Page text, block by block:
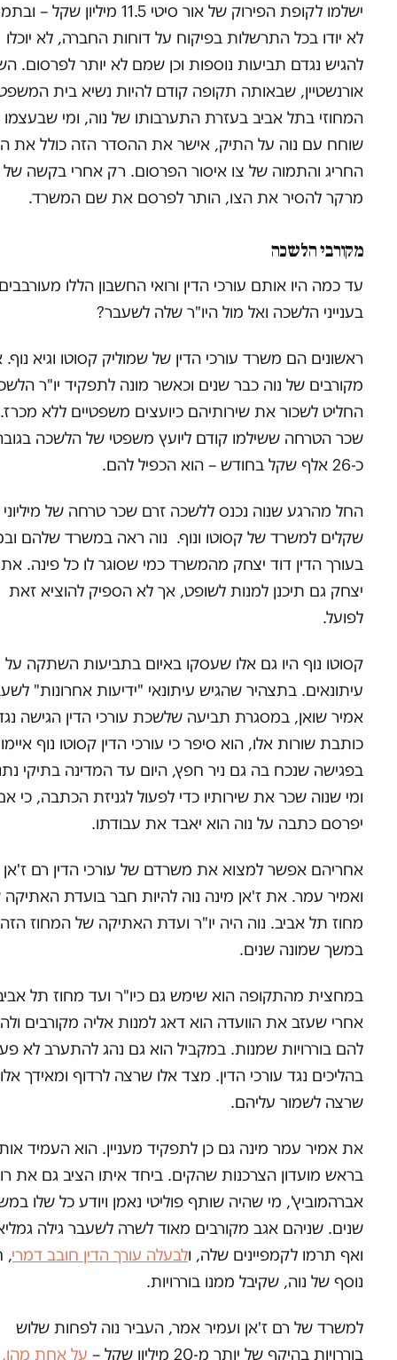
ישלמו לקופת הפירוק של אור סיטי 11.5 מיליון שקל
לא יודו בכל התרשלות בפיקוח על דוחות החברה, לא יוכלו
להגיש נגדם תביעות נוספות וכן שמם לא יותר לפרסום.
אורנשטיין, שבאותה תקופה קודם להיות נשיא בית
המחוזי בתל אביב בעזרת התערבותו של נוה, ומי שבעצמו
שוחח עם נוה על התיק, אישר את ההסדר הזה כולל את
החריג והתמוה של צו איסור הפרסום. רק אחרי בקשה
מרקר להסיר את הצו, הותר לפרסם את שם המשרד.
מקורבי הלשכה
עד כמה היו אותם עורכי הדין ורואי החשבון הללו
בענייני הלשכה ואל מול היו"ר שלה לשעבר?
ראשונים הם משרד עורכי הדין של שמוליק קסוטו וגיא נוף.
מקורבים של נוה כבר שנים וכאשר מונה לתפקיד יו"ר
החליט לשכור את שירותיהם כיועצים משפטיים ללא
שכר הטרחה ששילמו קודם ליועץ משפטי של הלשכה
כ-26 אלף שקל בחודש – הוא הכפיל להם.
החל מהרגע שנוה נכנס ללשכה זרם שכר טרחה של מיליוני
שקלים למשרד של קסוטו ונוף. נוה ראה במשרד שלהם
בעורך הדין דוד יצחק מהמשרד כמי שסוגר לו כל פינה. את
יצחק גם תיכנן למנות לשופט, אך לא הספיק להוציא זאת
לפועל.
קסוטו נוף היו גם אלו שעסקו באיום בתביעות השתקה על
עיתונאים. בתצהיר שהגיש עיתונאי "ידיעות אחרונות"
אמיר שואן, במסגרת תביעה שלשכת עורכי הדין הגישה
כותבת שורות אלו, הוא סיפר כי עורכי הדין קסוטו נוף איימו
בפגישה שנכח בה גם ניר חפץ, היום עד המדינה בתיקי
ומי שנוה שכר את שירותיו כדי לפעול לגניזת הכתבה, כי
יפרסם כתבה על נוה הוא יאבד את עבודתו.
אחריהם אפשר למצוא את משרדם של עורכי הדין רם ז'אן
ואמיר עמר. את ז'אן מינה נוה להיות חבר בועדת
מחוז תל אביב. נוה היה יו"ר ועדת האתיקה של המחוז הזה
במשך שמונה שנים.
במחצית מהתקופה הוא שימש גם כיו"ר ועד מחוז תל
אחרי שעזב את הוועדה הוא דאג למנות אליה מקורבים
להם בוררויות שמנות. במקביל הוא גם נהג להתערב לא
בהליכים נגד עורכי הדין. מצד אלו שרצה לרדוף ומאידך אלו
שרצה לשמור עליהם.
את אמיר עמר מינה גם כן לתפקיד מעניין. הוא העמיד
בראש מועדון הצרכנות שהקים. ביחד איתו הציב גם את
אברהמוביץ', מי שהיה שותף פוליטי נאמן ויודע כל שלו
שנים. שניהם אגב מקורבים מאוד לשרה לשעבר גילה
ואף תרמו לקמפיינים שלה, ולבעלה עורך הדין חובב דמרי,
נוסף של נוה, שקיבל ממנו בוררויות.
למשרד של רם ז'אן ועמיר אמר, העביר נוה לפחות שלוש
בוררויות בהיקף של יותר מ-20 מיליון שקל –
על אחת מהן,